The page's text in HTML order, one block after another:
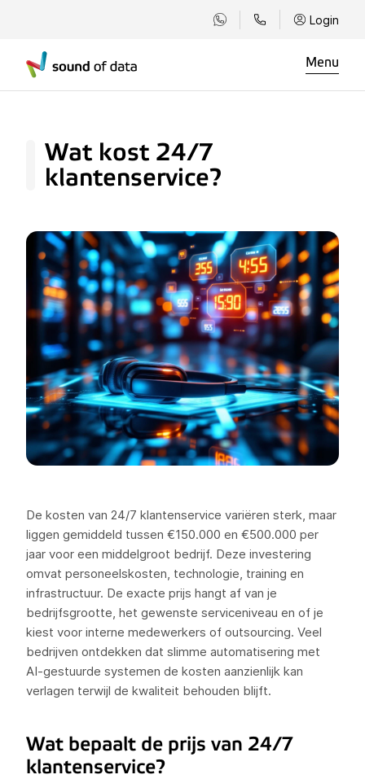
Login
Menu
Wat kost 24/7
klantenservice?
De kosten van 24/7 klantenservice variëren sterk, maar
liggen gemiddeld tussen €150.000 en €500.000 per
jaar voor een middelgroot bedrijf. Deze investering
omvat personeelskosten, technologie, training en
infrastructuur. De exacte prijs hangt af van je
bedrijfsgrootte, het gewenste serviceniveau en of je
kiest voor interne medewerkers of outsourcing. Veel
bedrijven ontdekken dat slimme automatisering met
AI-gestuurde systemen de kosten aanzienlijk kan
verlagen terwijl de kwaliteit behouden blijft.
Wat bepaalt de prijs van 24/7
klantenservice?